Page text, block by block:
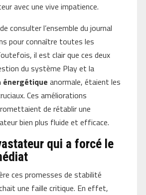
avec une vive impatience.
consulter l’ensemble du journal
pour connaître toutes les
il est clair que ces deux
du système Play et la
énergétique anormale, étaient les
Ces améliorations
de rétablir une
bien plus fluide et efficace.
qui a forcé le
ces promesses de stabilité
une faille critique. En effet,